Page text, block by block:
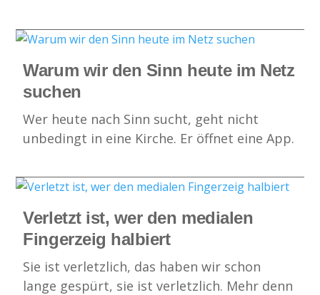
Warum wir den Sinn heute im Netz
suchen
Wer heute nach Sinn sucht, geht nicht
unbedingt in eine Kirche. Er öffnet eine App.
Verletzt ist, wer den medialen
Fingerzeig halbiert
Sie ist verletzlich, das haben wir schon
lange gespürt, sie ist verletzlich. Mehr denn